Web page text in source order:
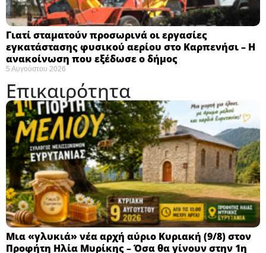
Γιατί σταματούν προσωρινά οι εργασίες
εγκατάστασης φυσικού αερίου στο Καρπενήσι – Η
ανακοίνωση που εξέδωσε ο δήμος
5 Αυγούστου 2026
Επικαιρότητα
Μια «γλυκιά» νέα αρχή αύριο Κυριακή (9/8) στον
Προφήτη Ηλία Μυρίκης – Όσα θα γίνουν στην 1η